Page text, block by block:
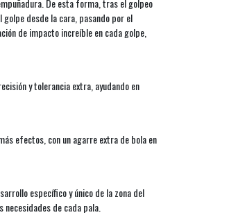
desde la cara, pasando por el
de impacto increíble en cada golpe,
y tolerancia extra, ayudando en
efectos, con un agarre extra de bola en
específico y único de la zona del
de cada pala.